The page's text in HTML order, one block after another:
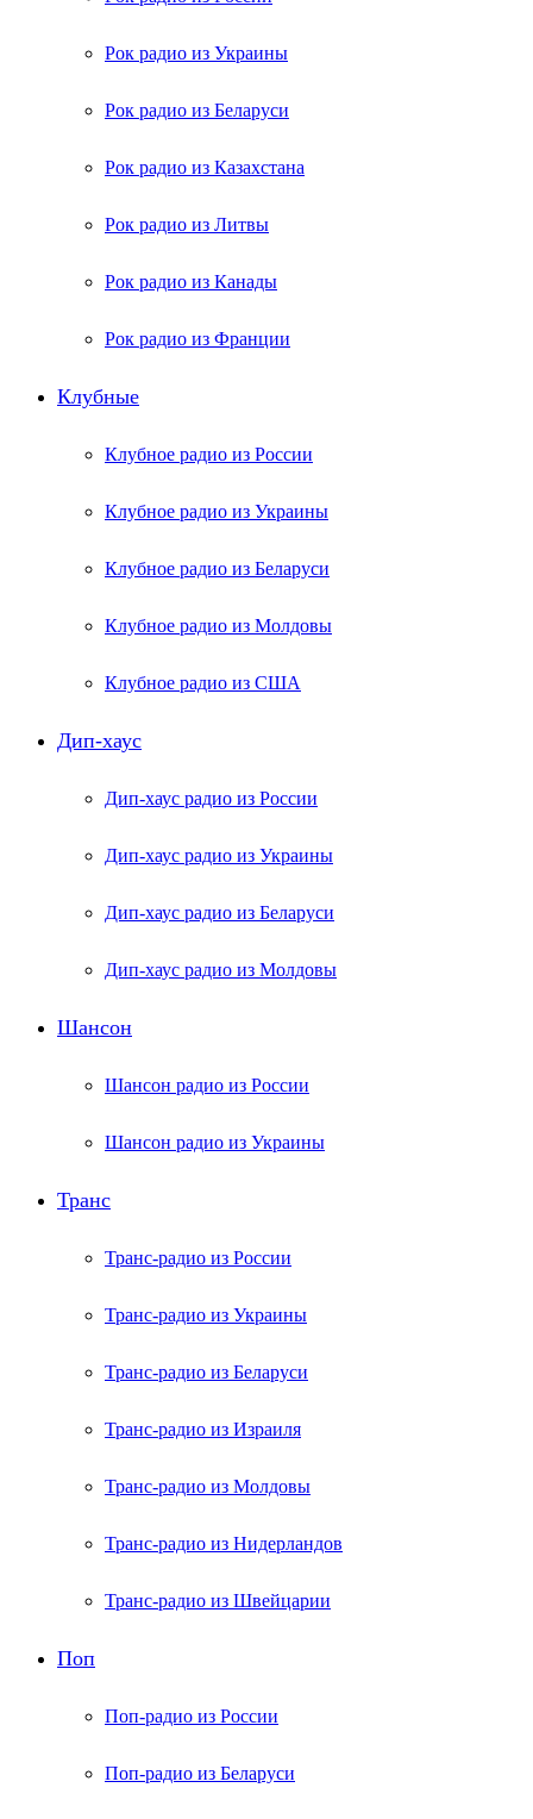
Рок радио из Украины
Рок радио из Беларуси
Рок радио из Казахстана
Рок радио из Литвы
Рок радио из Канады
Рок радио из Франции
Клубные
Клубное радио из России
Клубное радио из Украины
Клубное радио из Беларуси
Клубное радио из Молдовы
Клубное радио из США
Дип-хаус
Дип-хаус радио из России
Дип-хаус радио из Украины
Дип-хаус радио из Беларуси
Дип-хаус радио из Молдовы
Шансон
Шансон радио из России
Шансон радио из Украины
Транс
Транс-радио из России
Транс-радио из Украины
Транс-радио из Беларуси
Транс-радио из Израиля
Транс-радио из Молдовы
Транс-радио из Нидерландов
Транс-радио из Швейцарии
Поп
Поп-радио из России
Поп-радио из Беларуси